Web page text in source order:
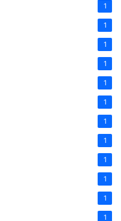
1
1
1
1
1
1
1
1
1
1
1
1